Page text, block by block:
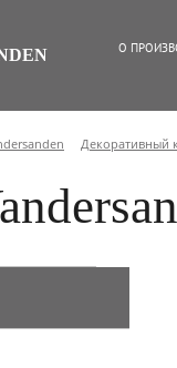
О
Декоративный